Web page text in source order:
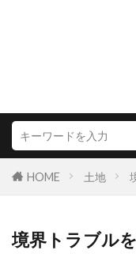
HOME 土地
境界トラブル